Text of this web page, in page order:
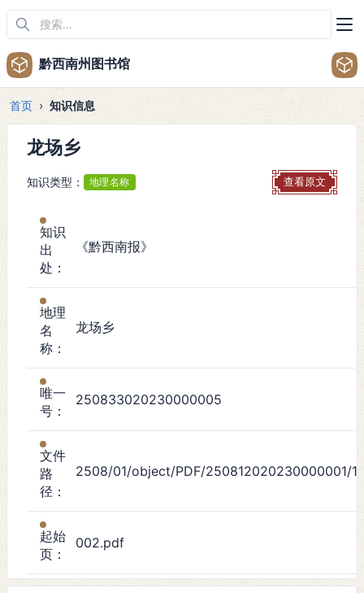
黔西南州图书馆
首页 知识信息
龙场乡
知识类型： 地理名称 查看原文
知识
出
处：
《黔西南报》
地理
名
称：
龙场乡
唯一
号：
250833020230000005
文件
路
径：
2508/01/object/PDF/250812020230000001/
起始
页：
002.pdf